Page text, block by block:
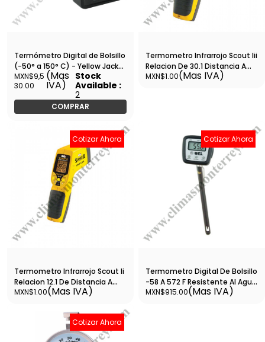
Termómetro Digital de Bolsillo
(-50° a 150° C) - Yellow Jacket
- 69250
MXN$9,5
30.00
(Mas
IVA)
Stock
Available :
2
COMPRAR
Termometro Infrarrojo Scout Iii
Relacion De 30.1 Distancia A
Punto De Medicion -76 A 1400
MXN$1.00(Mas IVA)
Cotizar Ahora
Termometro Infrarrojo Scout Ii
Relacion 12.1 De Distancia A
Punto De Medicion -76 A 932 F
MXN$1.00(Mas IVA)
Cotizar Ahora
Termometro Digital De Bolsillo
-58 A 572 F Resistente Al Agua
Auto Apagado - 550B
MXN$915.00(Mas IVA)
Cotizar Ahora